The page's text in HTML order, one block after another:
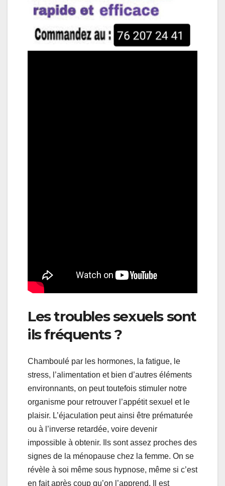
Les troubles sexuels sont
ils fréquents ?
Chamboulé par les hormones, la fatigue, le
stress, l’alimentation et bien d’autres éléments
environnants, on peut toutefois stimuler notre
organisme pour retrouver l’appétit sexuel et le
plaisir. L’éjaculation peut ainsi être prématurée
ou à l’inverse retardée, voire devenir
impossible à obtenir. Ils sont assez proches des
signes de la ménopause chez la femme. On se
révèle à soi même sous hypnose, même si c’est
en fait après coup qu’on l’apprend. Il est